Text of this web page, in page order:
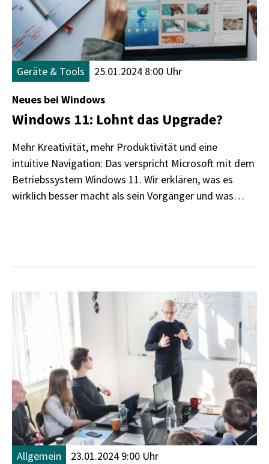
Geräte & Tools 25.01.2024 8:00 Uhr
Neues bei Windows
Windows 11: Lohnt das Upgrade?
Mehr Kreativität, mehr Produktivität und eine
intuitive Navigation: Das verspricht Microsoft mit dem
Betriebssystem Windows 11. Wir erklären, was es
wirklich besser macht als sein Vorgänger und was
Allgemein 23.01.2024 9:00 Uhr